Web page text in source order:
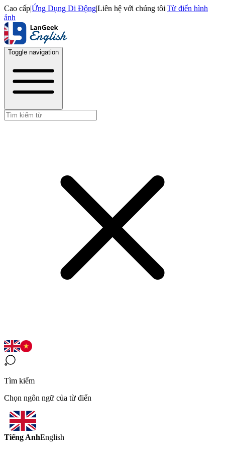
Cao cấp|Ứng Dụng Di Động|Liên hệ với chúng tôi|Từ điển hình
ảnh
Toggle navigation
Tìm kiếm
Chọn ngôn ngữ của từ điển
Tiếng AnhEnglish